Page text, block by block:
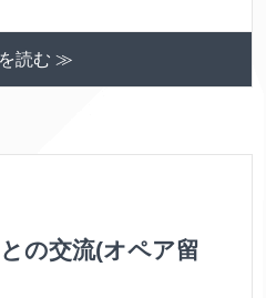
読む ≫
の交流(オペア留